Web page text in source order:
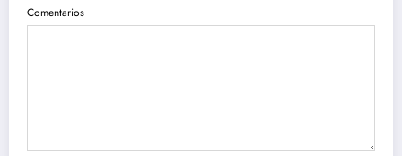
Comentarios